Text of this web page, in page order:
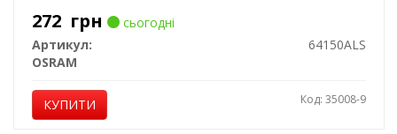
272 грн
сьогодні
Артикул:
64150ALS
OSRAM
КУПИТИ Код: 35008-9